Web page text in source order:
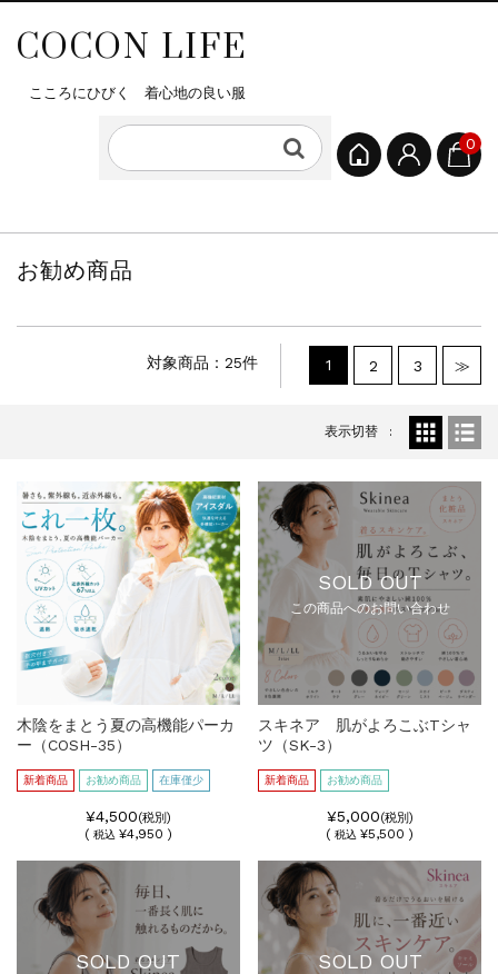
COCON LIFE
こころにひびく 着心地の良い服
0
お勧め商品
1 2 3 ≫
対象商品：25件
表示切替
木陰をまとう夏の高機能パーカ
ー（COSH-35）
新着商品 お勧め商品 在庫僅少
¥4,500(税別)
( 税込 ¥4,950 )
SOLD OUT
この商品へのお問い合わせ
スキネア 肌がよろこぶTシャ
ツ（SK-3）
新着商品 お勧め商品
¥5,000(税別)
(税込 ¥5,500 )
SOLD OUT SOLD OUT